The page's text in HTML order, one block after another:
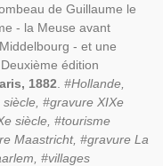
de Guillaume le
- la Meuse avant
- et une
édition
1882 #Hollande,
#gravure XIXe
siècle, #tourisme
Maastricht, #gravure La
#villages